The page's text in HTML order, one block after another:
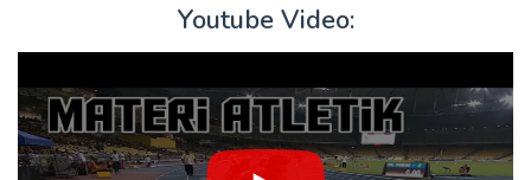
Youtube Video: